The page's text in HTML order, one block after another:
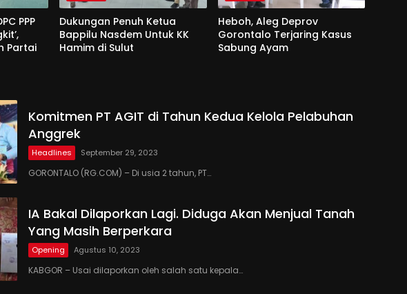
PPP
Partai
Dukungan Penuh Ketua
Bappilu Nasdem Untuk KK
Hamim di Sulut
Heboh, Aleg Deprov
Gorontalo Terjaring Kasus
Sabung Ayam
Komitmen PT AGIT di Tahun Kedua Kelola Pelabuhan
Anggrek
Headlines September 29, 2023
GORONTALO (RG.COM) – Di usia 2 tahun, PT…
IA Bakal Dilaporkan Lagi. Diduga Akan Menjual Tanah
Yang Masih Berperkara
Opening Agustus 10, 2023
KABGOR – Usai dilaporkan oleh salah satu kepala…